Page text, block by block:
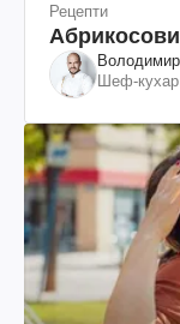
Рецепти
Шеф-кухар